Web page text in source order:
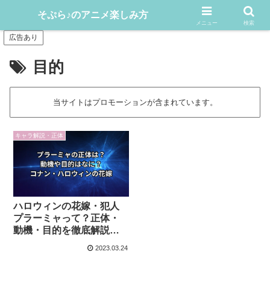
アニメや漫画をどんどん楽しむ情報発信サイト
広告あり
目的
当サイトはプロモーションが含まれています。
キャラ解説・正体
ハロウィンの花嫁・犯人
プラーミャって？正体・
動機・目的を徹底解説！
2023.03.24
そぷら♪のアニメ楽しみ方
メニュー 検索